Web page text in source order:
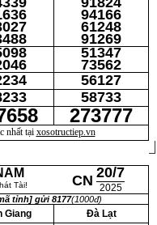
94166
61248
91269
51347
73562
56127
58733
273777
nhất tại xosotructiep.vn
Tài! CN 20/7
2025
tỉnh] gửi 8177(1000đ)
Giang
Đà Lạt